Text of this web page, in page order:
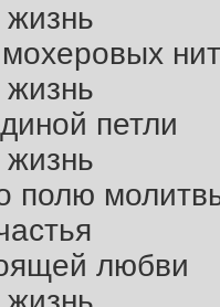
петли
полю
любви